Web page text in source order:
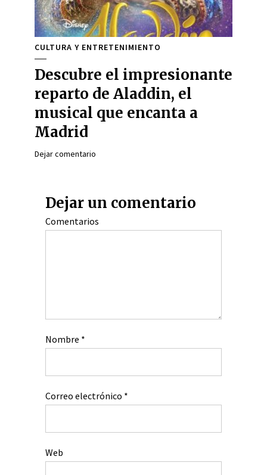
CULTURA Y ENTRETENIMIENTO
Descubre el impresionante
reparto de Aladdin, el
musical que encanta a
Madrid
Dejar comentario
Dejar un comentario
Comentarios
Nombre *
Correo electrónico *
Web